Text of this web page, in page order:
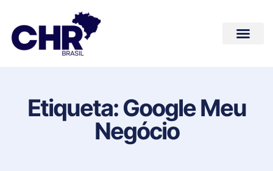
Etiqueta: Google Meu
Negócio